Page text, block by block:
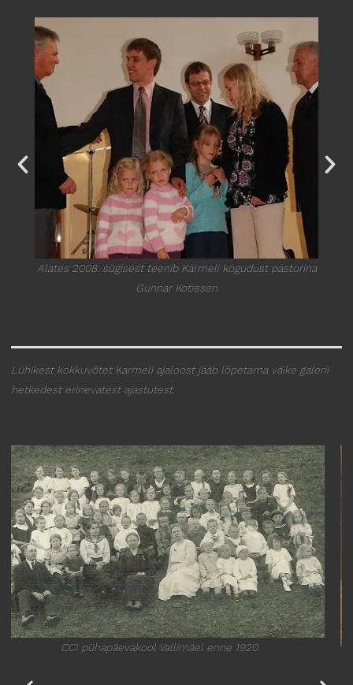
Alates 2008. sügisest teenib Karmeli kogudust pastorina
Gunnar Kotiesen
Lühikest kokkuvõtet Karmeli ajaloost jääb lõpetama väike galerii
hetkedest erinevatest ajastutest.
Keelpilliansambel 1928 Kunderi tänava palvelas